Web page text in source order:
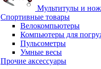
Мультитулы и
Спортивные товары
Велокомпьютеры
Компьютеры для
Пульсометры
Умные весы
Прочие аксессуары